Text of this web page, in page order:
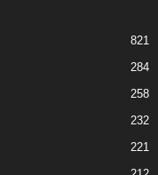
821
284
258
232
221